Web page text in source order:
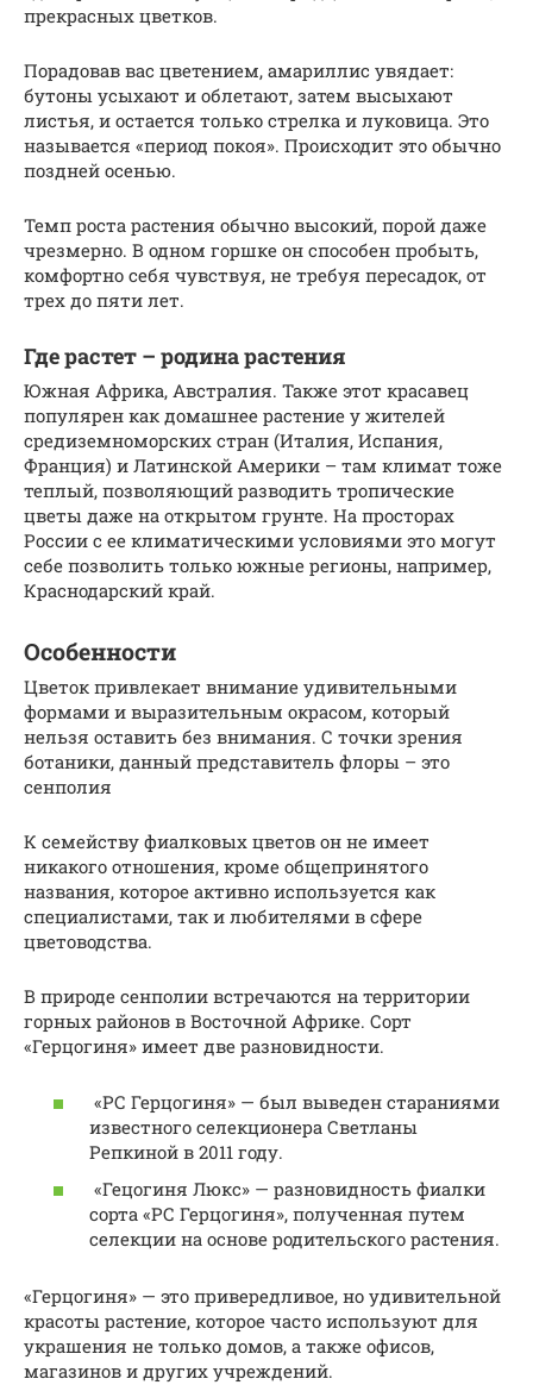
прекрасных цветков.
Порадовав вас цветением, амариллис увядает:
бутоны усыхают и облетают, затем высыхают
листья, и остается только стрелка и луковица. Это
называется «период покоя». Происходит это обычно
поздней осенью.
Темп роста растения обычно высокий, порой даже
чрезмерно. В одном горшке он способен пробыть,
комфортно себя чувствуя, не требуя пересадок, от
трех до пяти лет.
Где растет – родина растения
Южная Африка, Австралия. Также этот красавец
популярен как домашнее растение у жителей
средиземноморских стран (Италия, Испания,
Франция) и Латинской Америки – там климат тоже
теплый, позволяющий разводить тропические
цветы даже на открытом грунте. На просторах
России с ее климатическими условиями это могут
себе позволить только южные регионы, например,
Краснодарский край.
Особенности
Цветок привлекает внимание удивительными
формами и выразительным окрасом, который
нельзя оставить без внимания. С точки зрения
ботаники, данный представитель флоры – это
сенполия
К семейству фиалковых цветов он не имеет
никакого отношения, кроме общепринятого
названия, которое активно используется как
специалистами, так и любителями в сфере
цветоводства.
В природе сенполии встречаются на территории
горных районов в Восточной Африке. Сорт
«Герцогиня» имеет две разновидности.
«РС Герцогиня» — был выведен стараниями
известного селекционера Светланы
Репкиной в 2011 году.
«Гецогиня Люкс» — разновидность фиалки
сорта «РС Герцогиня», полученная путем
селекции на основе родительского растения.
«Герцогиня» — это привередливое, но удивительной
красоты растение, которое часто используют для
украшения не только домов, а также офисов,
магазинов и других учреждений.